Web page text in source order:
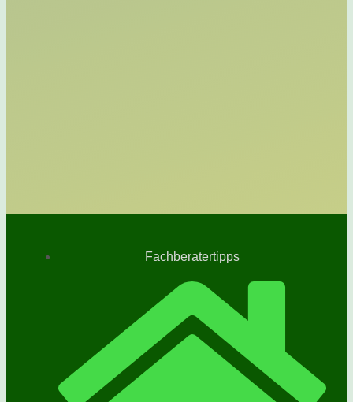
Fachberatertipps